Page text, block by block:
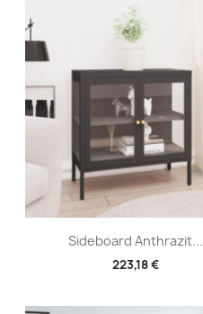
Sideboard Anthrazit...
223,18 €
Vorschau